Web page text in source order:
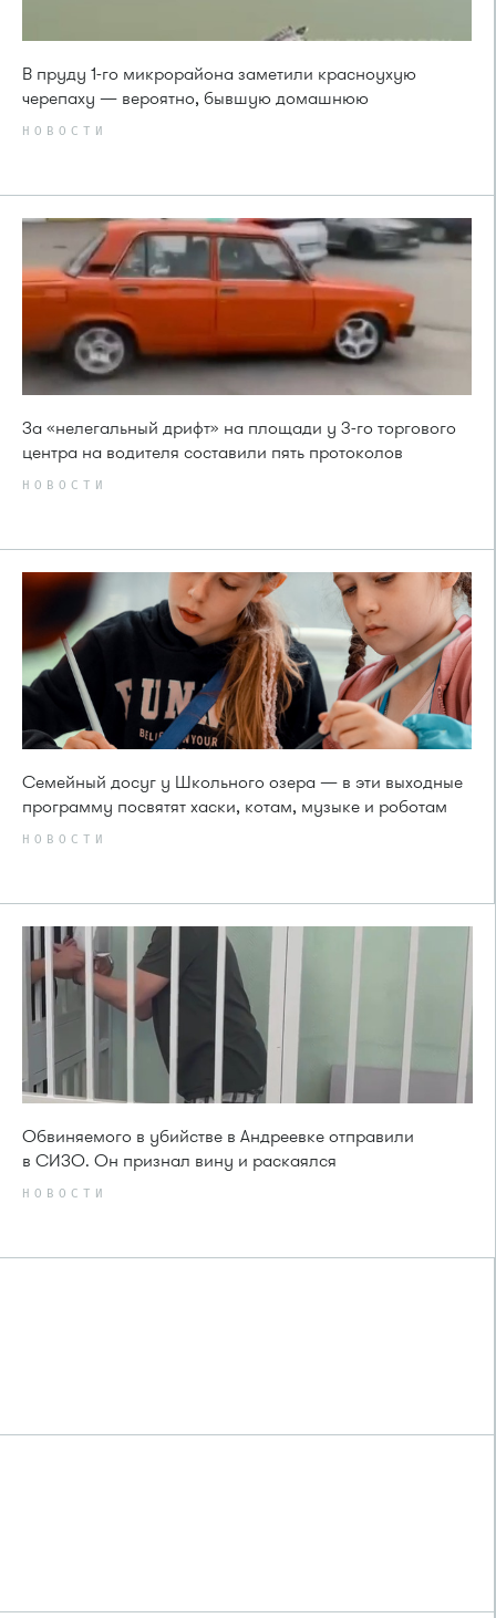
В пруду 1-го микрорайона заметили красноухую
черепаху — вероятно, бывшую домашнюю
НОВОСТИ
За «нелегальный дрифт» на площади у 3-го торгового
центра на водителя составили пять протоколов
НОВОСТИ
Семейный досуг у Школьного озера — в эти выходные
программу посвятят хаски, котам, музыке и роботам
НОВОСТИ
Обвиняемого в убийстве в Андреевке отправили
в СИЗО. Он признал вину и раскаялся
НОВОСТИ